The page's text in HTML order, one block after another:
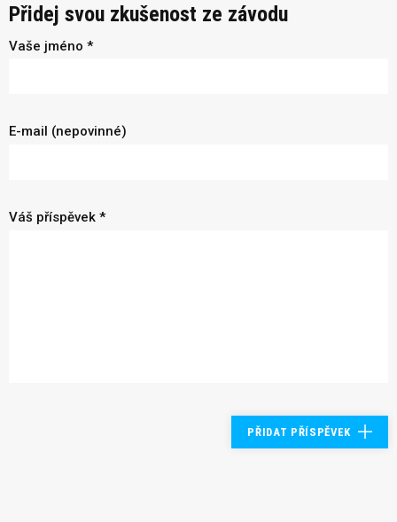
Přidej svou zkušenost ze závodu
Vaše jméno *
E-mail (nepovinné)
Váš příspěvek *
PŘIDAT PŘÍSPĚVEK